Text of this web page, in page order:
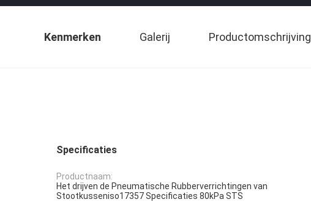
Kenmerken Galerij Productomschrijving
Specificaties
Productnaam:
Het drijven de Pneumatische Rubberverrichtingen van
Stootkusseniso17357 Specificaties 80kPa STS